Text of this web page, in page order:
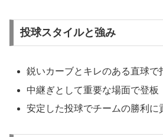
投球スタイルと強み
鋭いカーブとキレのある直球で
中継ぎとして重要な場面で登板
安定した投球でチームの勝利に